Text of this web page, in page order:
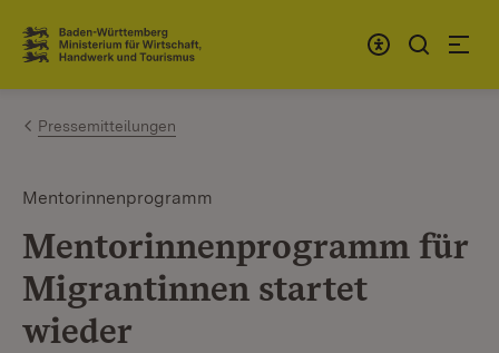
Zum Inhalt springen
Link zur Startseite
Pressemitteilungen
Mentorinnenprogramm
Mentorinnenprogramm für
Migrantinnen startet
wieder